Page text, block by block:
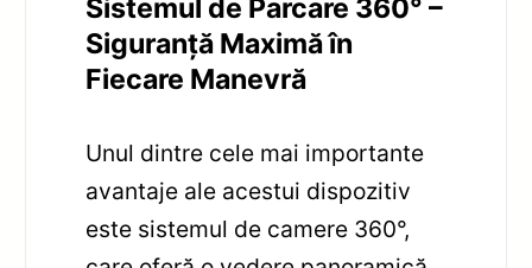
Sistemul de Parcare 360° –
Siguranță Maximă în
Fiecare Manevră
Unul dintre cele mai importante
avantaje ale acestui dispozitiv
este sistemul de camere 360°,